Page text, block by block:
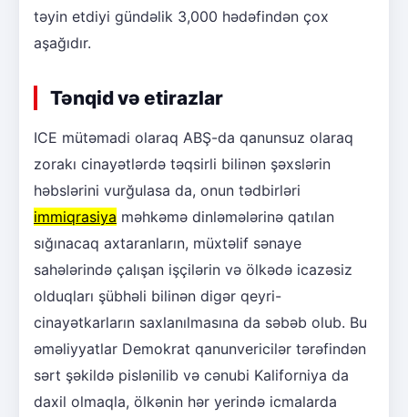
təyin etdiyi gündəlik 3,000 hədəfindən çox
aşağıdır.
Tənqid və etirazlar
ICE mütəmadi olaraq ABŞ-da qanunsuz olaraq
zorakı cinayətlərdə təqsirli bilinən şəxslərin
həbslərini vurğulasa da, onun tədbirləri
immiqrasiya məhkəmə dinləmələrinə qatılan
sığınacaq axtaranların, müxtəlif sənaye
sahələrində çalışan işçilərin və ölkədə icazəsiz
olduqları şübhəli bilinən digər qeyri-
cinayətkarların saxlanılmasına da səbəb olub. Bu
əməliyyatlar Demokrat qanunvericilər tərəfindən
sərt şəkildə pislənilib və cənubi Kaliforniya da
daxil olmaqla, ölkənin hər yerində icmalarda